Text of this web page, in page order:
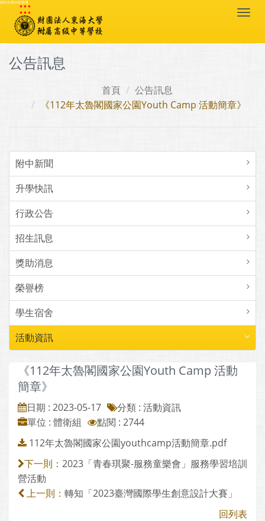
跳到主要內容區塊
:::
公告訊息
首頁
公告訊息
《112年太魯閣國家公園Youth Camp 活動簡章》
附中新聞
升學快訊
行政公告
招生訊息
獎助消息
榮譽榜
學生宿舍
活動資訊
《112年太魯閣國家公園Youth Camp 活動
簡章》
日期 : 2023-05-17
分類 : 活動資訊
單位 : 體衛組
點閱 : 2744
112年太魯閣國家公園youthcamp活動簡章.pdf
下一則： 2023「青春琪聚-服務童樂會」服務學習培訓
營活動
上一則： 轉知「2023臺灣國際學生創意設計大賽」
回列表